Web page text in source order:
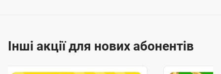
Інші акції для нових абонентів